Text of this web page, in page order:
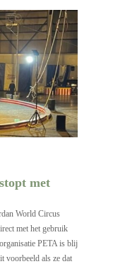
met
World Circus
met het gebruik
PETA is blij
voorbeeld als ze dat